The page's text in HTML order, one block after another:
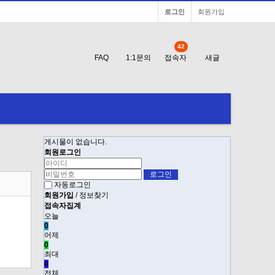
회원가입
로그인
FAQ 1:1문의 접속자
42
새글
게시물이 없습니다.
회원로그인
자동로그인
회원가입 / 정보찾기
접속자집계
오늘
0
어제
0
최대
0
전체